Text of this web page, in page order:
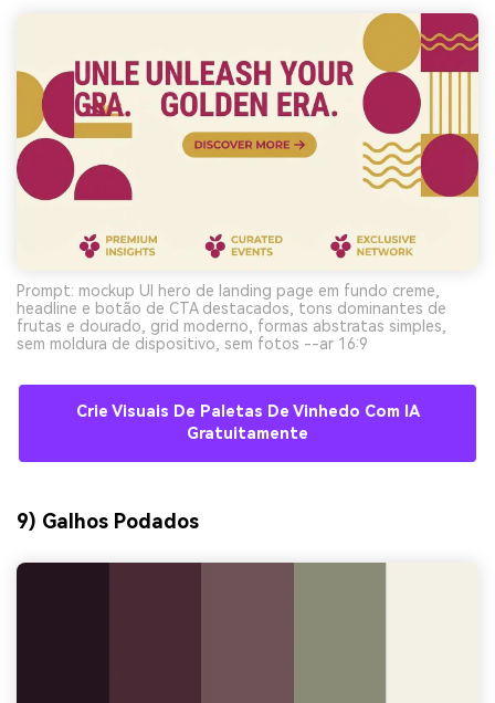
Prompt: mockup UI hero de landing page em fundo creme,
headline e botão de CTA destacados, tons dominantes de
frutas e dourado, grid moderno, formas abstratas simples,
sem moldura de dispositivo, sem fotos --ar 16:9
Crie Visuais De Paletas De Vinhedo Com IA
Gratuitamente
9) Galhos Podados